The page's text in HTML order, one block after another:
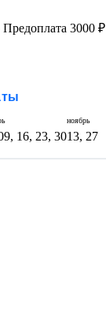
Предоплата 3000 ₽
16, 23, 30
ноябрь
13, 27